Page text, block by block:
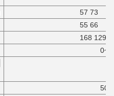
57 73
55 66
168 129